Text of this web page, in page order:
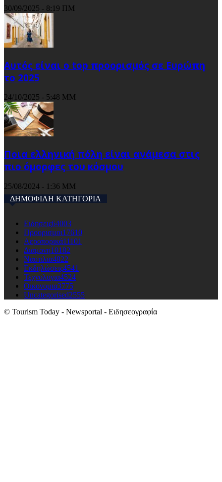
30/09/2025 - 8:19 ΠΜ
Αυτός είναι ο top προορισμός σε Ευρώπη
το 2025
24/10/2025 - 5:48 ΜΜ
Ποια ελληνική πόλη είναι ανάμεσα στις
πιο όμορφες του κόσμου
25/08/2024 - 1:36 ΜΜ
ΔΗΜΟΦΙΛΗ ΚΑΤΗΓΟΡΙΑ
Ειδησεις64003
Προορισμοι17610
Αεροπορικά11101
Διαμονη10182
Ναυτιλια4822
Εκδηλώσεις4541
Τεχνολογια4524
Οικονομια3775
Uncategorised2555
© Tourism Today - Newsportal - Ειδησεογραφία